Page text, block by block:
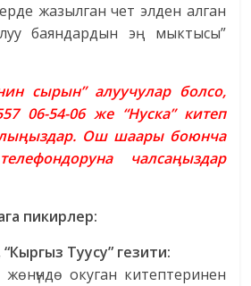
жазылган чет элден алган
баяндардын эң мыктысы”
сырын” алуучулар болсо,
06-54-06 же “Нуска” китеп
Ош шаары боюнча
чалсаңыздар
пикирлер:
Туусу” гезити:
окуган китептеринен